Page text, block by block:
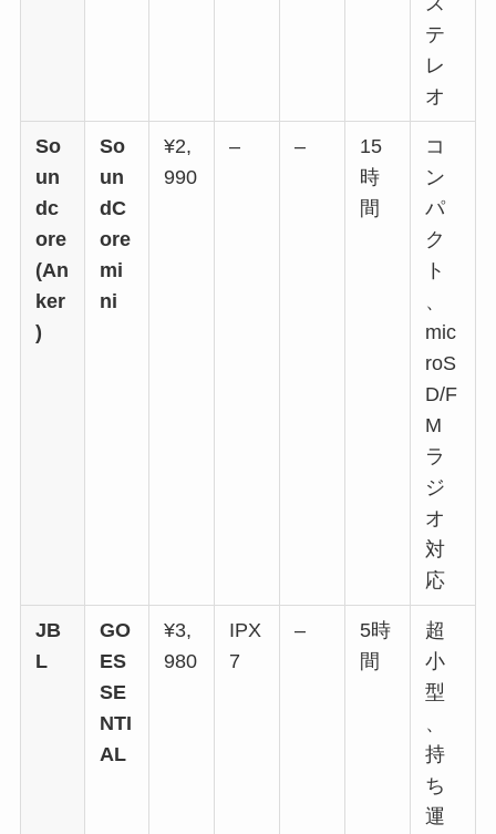
テ
レ
オ
So
un
dc
ore
(An
ker
)
So
un
dC
ore
mi
ni
¥2,
990
– –
15
時
間
コ
ン
パ
ク
ト
、
mic
roS
D/F
M
ラ
ジ
オ
対
応
JB
L
GO
ES
SE
NTI
AL
¥3,
980
IPX
7
–
5時
間
超
小
型
、
持
ち
運